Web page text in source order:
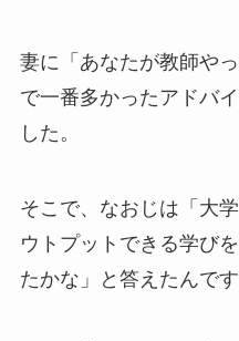
妻に「あなたが教師や
で一番多かったアドバ
した。
そこで、なおじは「大
ウトプットできる学び
たかな」と答えたんです